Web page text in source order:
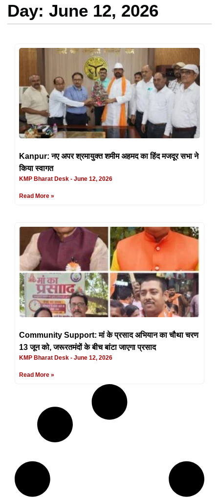
Day: June 12, 2026
Kanpur: नए अपर श्रमायुक्त शमीम अहमद का हिंद मजदूर सभा ने
किया स्वागत
KMP Bharat Desk June 12, 2026
Read More »
Community Support: मां के प्रसाद अभियान का चौथा चरण
13 जून को, जरूरतमंदों के बीच बांटा जाएगा प्रसाद
KMP Bharat Desk June 12, 2026
Read More »